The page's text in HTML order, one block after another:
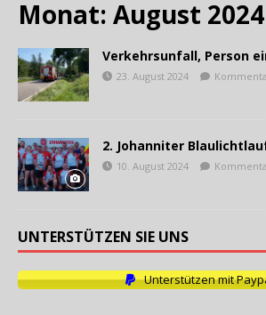
Monat: August 2024
Verkehrsunfall, Person
23. August 2024
2. Johanniter
10. August 2024
UNTERSTÜTZEN SIE UNS
Unterstützen mit